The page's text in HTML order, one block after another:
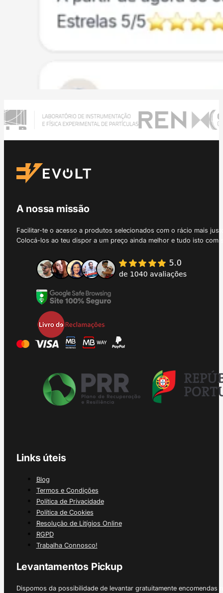
A nossa missão
Facilitar-te o acesso a produtos selecionados com o rácio mais
Colocá-los ao teu dispor a um preço ainda melhor e tudo isto
Links úteis
Blog
Termos e Condições
Política de Privacidade
Política de Cookies
Resolução de Litígios Online
RGPD
Trabalha Connosco!
Levantamentos Pickup
Dispomos da possibilidade de levantar gratuitamente